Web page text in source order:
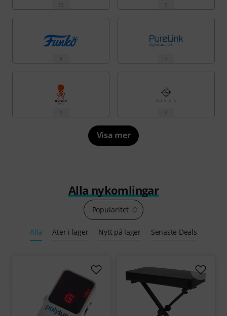
13 9
8 7
4 4
Visa mer
Alla nykomlingar
Popularitet
Alla Åter i lager Nytt på lager Senaste Deals